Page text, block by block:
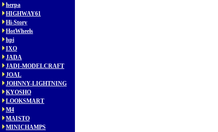
herpa
HIGHWAY61
Hi-Story
HotWheels
hpi
IXO
JADA
JADI-MODELCRAFT
JOAL
JOHNNY-LIGHTNING
KYOSHO
LOOKSMART
M4
MAISTO
MINICHAMPS